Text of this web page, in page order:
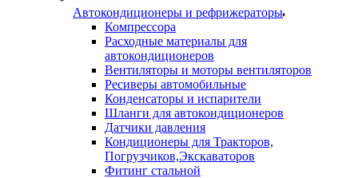
Автокондиционеры и рефрижераторы
Компрессора
Расходные материалы для
автокондиционеров
Вентиляторы и моторы вентиляторов
Ресиверы автомобильные
Конденсаторы и испарители
Шланги для автокондиционеров
Датчики давления
Кондиционеры для Тракторов,
Погрузчиков,Экскаваторов
Фитинг стальной